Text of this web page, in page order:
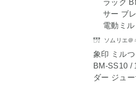
ソムリエ＠
象印 ミル
BM-SS10 /
ダー ジュ